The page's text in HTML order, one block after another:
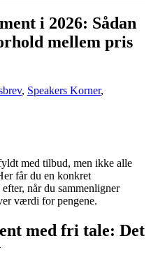
i 2026: Sådan
mellem pris
, Speakers Korner,
med tilbud, men ikke alle
får du en konkret
når du sammenligner
værdi for pengene.
med fri tale: Det